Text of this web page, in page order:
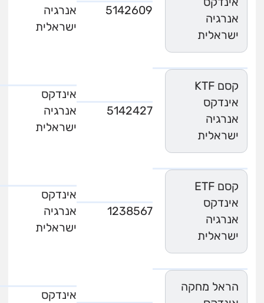
אנרגיה
ישראלית
5142609
אנרגיה
ישראלית
קסם KTF
אינדקס
אנרגיה
ישראלית
5142427
אינדקס
אנרגיה
ישראלית
קסם ETF
אינדקס
אנרגיה
ישראלית
1238567
אינדקס
אנרגיה
ישראלית
הראל מחקה
אינדקס